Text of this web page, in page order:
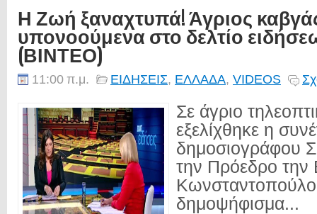
Η Ζωή ξαναχτυπά! Άγριος
υπονοούμενα στο δελτίο
(ΒΙΝΤΕΟ)
11:00 π.μ. ΕΙΔΗΣΕΙΣ, ΕΛΛΑΔΑ, VIDEOS
Σε άγριο
εξελίχθηκε η
δημοσιογράφου
την Πρόεδρο
δημοψήφισμα...